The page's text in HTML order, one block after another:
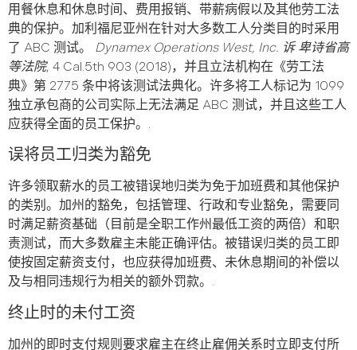
用餐休息和休息时间、费用报销、带薪病假以及其他劳工法
典的保护。加利福尼亚州在针对大多数工人分类目的时采用
了 ABC 测试。 Dynamex Operations West, Inc. 诉 卑诗省高
等法院, 4 Cal.5th 903 (2018)，并且立法机构在《劳工法
典》第 2775 条中将该测试法典化。许多将工人标记为 1099
独立承包商的公司实际上无法满足 ABC 测试，并且这些工人
应获得全面的员工保护。.
误将员工归类为豁免
许多领取薪水的员工被错误地归类为免于加班费和其他保护
的类别。加州的豁免，包括管理、行政和专业豁免，需要同
时满足薪资基础（目前是全职工作州最低工资的两倍）和职
责测试，而大多数雇主未能正确评估。被错误归类的员工即
使按固定薪资支付，也应获得加班费、未休息期间的补偿以
及与相同违规行为相关的额外罚款。.
终止时的未付工资
加州的即时支付规则要求雇主在终止雇佣关系时立即支付所